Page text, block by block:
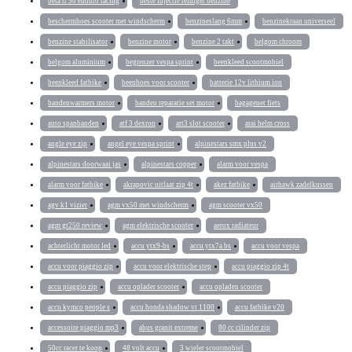
beschermhoes scooter met windscherm benzineslang 6mm benzinekraan universeel
benzine stabilisator benzine motor benzine 2 takt belgom chroom
belgom aluminium begrenzer vespa sprint beenkleed scootmobiel
beenkleed fatbike beenhoes voor scooter batterie 12v lithium ion
bandenwarmers motor banden reparatie set motor bagagenet fiets
auto spanbanden atf 3 dexron art3 slot scooter arai helm cross
angle eye zip angel eye vespa sprint alpinestars smx plus v2
alpinestars doorwaai jas alpinestars copper alarm voor vespa
alarm voor fatbike akrapovic uitlaat zip 4t akez fatbike airhawk zadelkussen
agv k1 vizier agm vx50 met windscherm agm scooter vx50
agm gt250 review agm elektrische scooter aerox radiateur
achterlicht motor led accu ytx9-bs accu ytx7a bs accu voor vespa
accu voor piaggio zip accu voor elektrische step accu piaggio zip 4t
accu piaggio zip accu oplader scooter accu opladen scooter
accu kymco people s accu honda shadow vt 1100 accu fatbike v20
accessoire piaggio mp3 abus granit extreme 80 cc cilinder zip
50cc racer te koop 48 volt accu 3 wieler scootmobiel